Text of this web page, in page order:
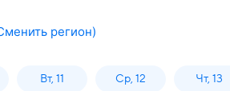
регион)
Вт, 11 Ср, 12 Чт, 13